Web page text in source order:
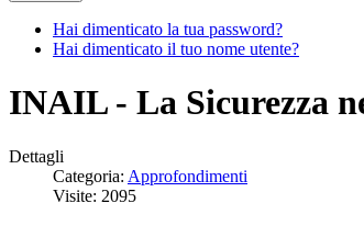
Hai dimenticato la tua password?
Hai dimenticato il tuo nome utente?
INAIL - La Sicurezza
Dettagli
Categoria: Approfondimenti
Visite: 2095